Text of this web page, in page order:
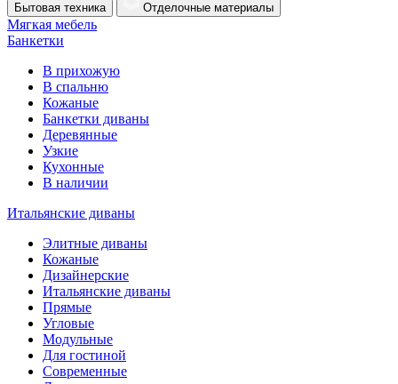
Бытовая техника
Отделочные материалы
Мягкая мебель
Банкетки
В прихожую
В спальню
Кожаные
Банкетки диваны
Деревянные
Узкие
Кухонные
В наличии
Итальянские диваны
Элитные диваны
Кожаные
Дизайнерские
Итальянские диваны
Прямые
Угловые
Модульные
Для гостиной
Современные